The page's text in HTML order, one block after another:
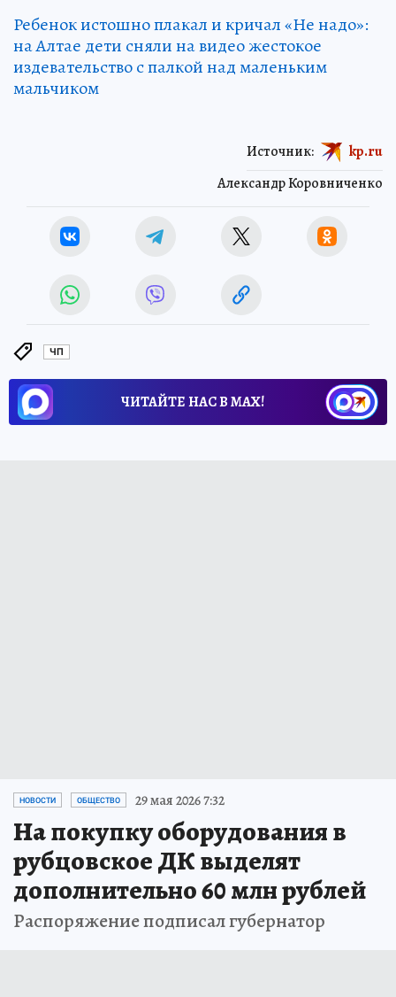
Ребенок истошно плакал и кричал «Не надо»:
на Алтае дети сняли на видео жестокое
издевательство с палкой над маленьким
мальчиком
Александр Коровниченко
Источник: kp.ru
ЧП
ЧИТАЙТЕ НАС В МАХ!
НОВОСТИ ОБЩЕСТВО 29 мая 2026 7:32
На покупку оборудования в
рубцовское ДК выделят
дополнительно 60 млн рублей
Распоряжение подписал губернатор